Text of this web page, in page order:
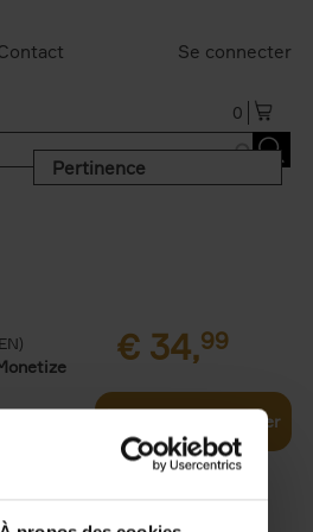
Se connecter
0
Pertinence
€ 34,99
Ajouter au panier